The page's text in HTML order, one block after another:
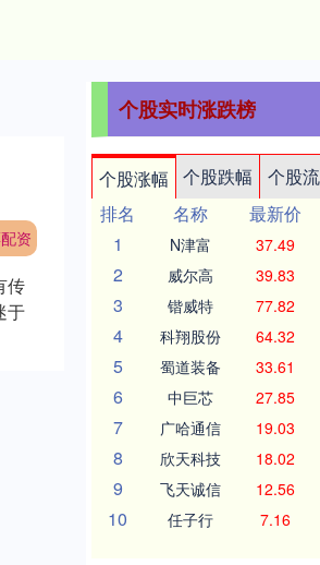
资
传
于
个股实时涨跌榜
个股涨幅 个股跌幅 个股
排名
名称 最新价
1
N津富 37.49
2 威尔高 39.83
3 锴威特 77.82
4 科翔股份 64.32
5 蜀道装备 33.61
6 中巨芯 27.85
7 广哈通信 19.03
8 欣天科技 18.02
9 飞天诚信 12.56
10 任子行 7.16